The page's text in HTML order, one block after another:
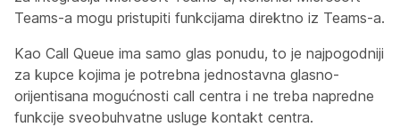
Teams-a mogu pristupiti funkcijama direktno iz Teams-a.
Kao Call Queue ima samo glas ponudu, to je najpogodniji
za kupce kojima je potrebna jednostavna glasno-
orijentisana mogućnosti call centra i ne treba napredne
funkcije sveobuhvatne usluge kontakt centra.